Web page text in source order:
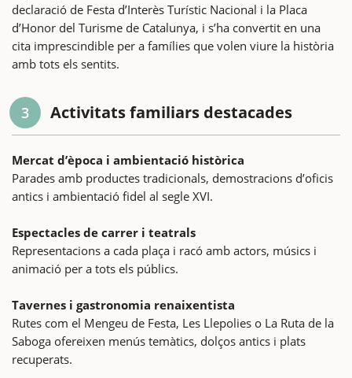
declaració de Festa d’Interès Turístic Nacional i la Placa
d’Honor del Turisme de Catalunya, i s’ha convertit en una
cita imprescindible per a famílies que volen viure la història
amb tots els sentits.
3 Activitats familiars destacades
Mercat d’època i ambientació històrica
Parades amb productes tradicionals, demostracions d’oficis
antics i ambientació fidel al segle XVI.
Espectacles de carrer i teatrals
Representacions a cada plaça i racó amb actors, músics i
animació per a tots els públics.
Tavernes i gastronomia renaixentista
Rutes com el Mengeu de Festa, Les Llepolies o La Ruta de la
Saboga ofereixen menús temàtics, dolços antics i plats
recuperats.